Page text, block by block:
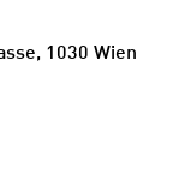
1030 Wien